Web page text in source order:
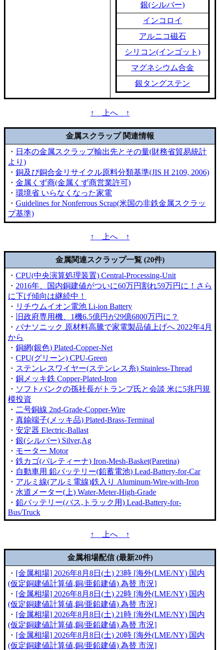
銀(シルバー)
インコロイ
アルニコ磁石
シリコン(インゴット)
マグネシウム合金
銀タングステン
↑ 上へ ↑
金属スクラップ 関連情報
・ 日本の金属スクラップ輸出先とその量(財務省貿易統計
より)
・ 銅及び銅合金リサイクル原料分類基準(JIS H 2109, 2006)
・ 金属くず商(金属くず商営業許可)
・ 環境省 いらなくなった家電
・ Guidelines for Nonferrous Scrap(米国の非鉄金属スクラッ
プ基準)
↑ 上へ ↑
金属関連スクラップ一覧 (20件)
・ CPU(中央演算処理装置) Central-Processing-Unit
・ 2016年、国内銅建値がついに60万円割れ59万円に！さら
に下げ傾向は継続中！
・ リチウムイオン電池 Li-ion Battery
・
旧政府専用機、1機6.5億円が29億6800万円に？
・ パナソニック 原材料高騰で家電製品値上げへ 2022年4月
から
・ 銅網(銀色) Plated-Copper-Net
・ CPU(グリーン) CPU-Green
・ ステンレスワイヤー(ステンレス糸) Stainless-Thread
・ 銅メッキ鉄 Copper-Plated-Iron
・ ソフトバンクの孫社長がトランプ氏と会談 米に5兆円規
模投資
・ 二号銅線 2nd-Grade-Copper-Wire
・ 真鍮端子(メッキ品) Plated-Brass-Terminal
・ 安定器 Electric-Ballast
・ 銀(シルバー) Silver,Ag
・ モーター Motor
・ 鉄カゴ(パレティーナ) Iron-Mesh-Basket(Paretina)
・ 自動車用 鉛バッテリー(鉛蓄電池) Lead-Battery-for-Car
・ アルミ線(アルミ電線)鉄入り Aluminum-Wire-with-Iron
・ 水道メーター(上) Water-Meter-High-Grade
・ 鉛バッテリー(バス,トラック用) Lead-Battery-for-
Bus/Truck
↑ 上へ ↑
金属相場配信 (最新20件)
・ [金属相場] 2026年8月8日(土) 23時 [海外(LME/NY) 国内
(仮定銅建値計算値,銅/亜鉛建値) 為替 市況]
・ [金属相場] 2026年8月8日(土) 22時 [海外(LME/NY) 国内
(仮定銅建値計算値,銅/亜鉛建値) 為替 市況]
・ [金属相場] 2026年8月8日(土) 21時 [海外(LME/NY) 国内
(仮定銅建値計算値,銅/亜鉛建値) 為替 市況]
・ [金属相場] 2026年8月8日(土) 20時 [海外(LME/NY) 国内
(仮定銅建値計算値,銅/亜鉛建値) 為替 市況]